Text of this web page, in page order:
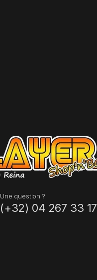
Une question ?
(+32) 04 267 33 17